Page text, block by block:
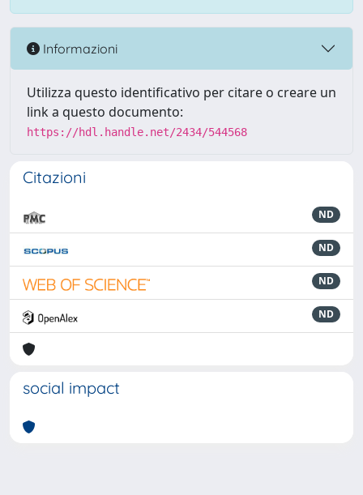
Informazioni
Utilizza questo identificativo per citare o creare un
link a questo documento:
https://hdl.handle.net/2434/544568
Citazioni
ND
ND
ND
ND
social impact